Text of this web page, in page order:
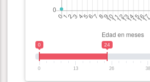
0 24
0 13 26 38